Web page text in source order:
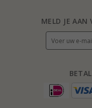
MELD JE AAN